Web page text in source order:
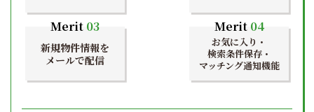
Merit 03
新規物件情報を
メールで配信
Merit04
お気に入り・
検索条件保存・
マッチング通知機能